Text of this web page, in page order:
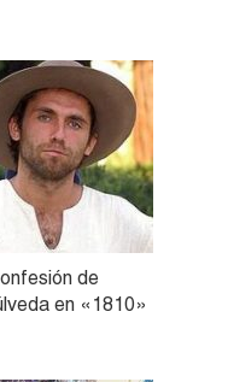
de
en «1810»